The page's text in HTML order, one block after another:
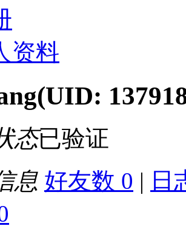
资料
(UID:
态已验证
息 好友数 0 | 日